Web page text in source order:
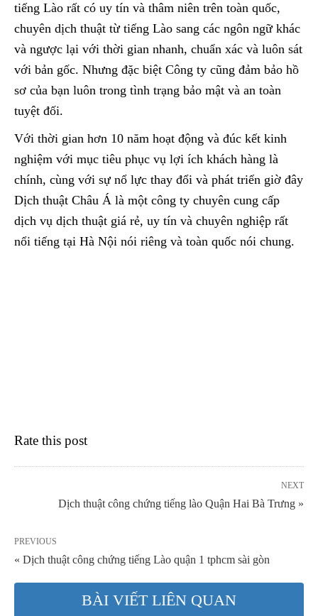
tiếng Lào rất có uy tín và thâm niên trên toàn quốc,
chuyên dịch thuật từ tiếng Lào sang các ngôn ngữ khác
và ngược lại với thời gian nhanh, chuẩn xác và luôn sát
với bản gốc. Nhưng đặc biệt Công ty cũng đảm bảo hồ
sơ của bạn luôn trong tình trạng bảo mật và an toàn
tuyệt đối.
Với thời gian hơn 10 năm hoạt động và đúc kết kinh
nghiệm với mục tiêu phục vụ lợi ích khách hàng là
chính, cùng với sự nổ lực thay đổi và phát triển giờ đây
Dịch thuật Châu Á là một công ty chuyên cung cấp
dịch vụ dịch thuật giá rẻ, uy tín và chuyên nghiệp rất
nổi tiếng tại Hà Nội nói riêng và toàn quốc nói chung.
Rate this post
NEXT
Dịch thuật công chứng tiếng lào Quận Hai Bà Trưng »
PREVIOUS
« Dịch thuật công chứng tiếng Lào quận 1 tphcm sài gòn
BÀI VIẾT LIÊN QUAN